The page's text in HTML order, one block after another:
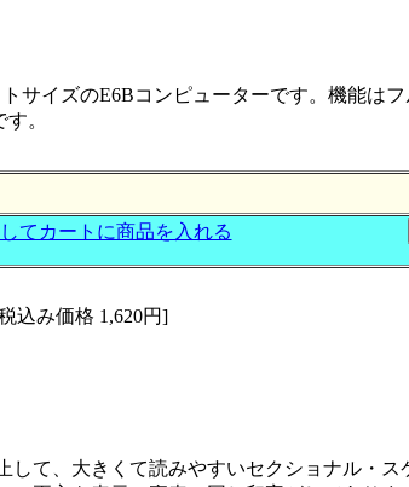
サイズのE6Bコンピューターです。機能は
。
込み価格 1,620円]
て、大きくて読みやすいセクショナル・